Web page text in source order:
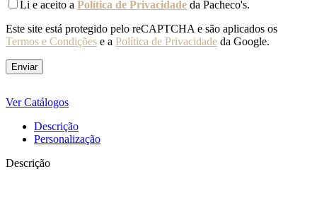
Li e aceito a Política de Privacidade da Pacheco's.
Este site está protegido pelo reCAPTCHA e são aplicados os
Termos e Condições e a Política de Privacidade da Google.
Ver Catálogos
Descrição
Personalização
Descrição